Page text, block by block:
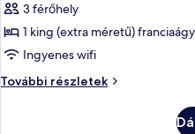
képének
megtekintése:
Superior
1
3 férőhely
1 king (extra méretű) franciaágy
Ingyenes wifi
További részletek
Superior